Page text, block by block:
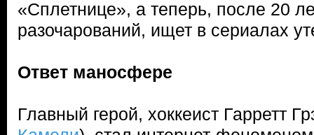
«Сплетнице», а теперь, после 20
разочарований, ищет в сериалах
Ответ маносфере
Главный герой, хоккеист Гарретт